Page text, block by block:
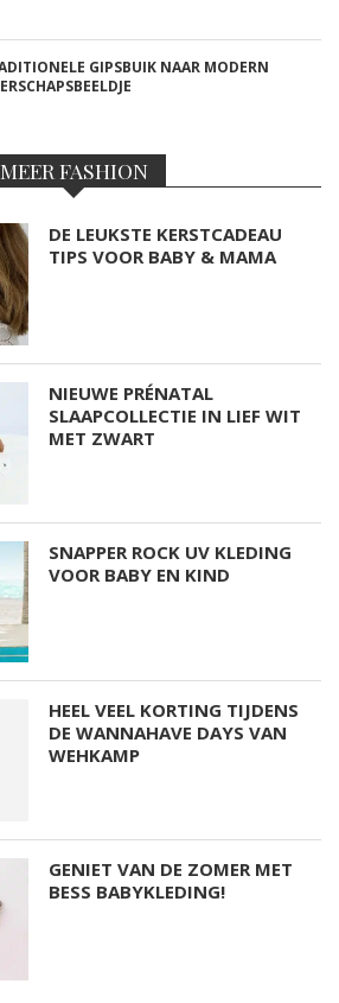
GIPSBUIK NAAR MODERN
MEER FASHION
DE LEUKSTE KERSTCADEAU
TIPS VOOR BABY & MAMA
NIEUWE PRÉNATAL
SLAAPCOLLECTIE IN LIEF WIT
MET ZWART
SNAPPER ROCK UV KLEDING
VOOR BABY EN KIND
HEEL VEEL KORTING TIJDENS
DE WANNAHAVE DAYS VAN
WEHKAMP
GENIET VAN DE ZOMER MET
BESS BABYKLEDING!